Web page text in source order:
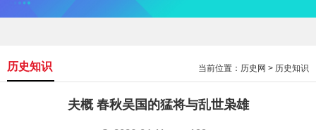
当前位置： 历史网 > 历史知识
历史知识
夫概 春秋吴国的猛将与乱世枭雄